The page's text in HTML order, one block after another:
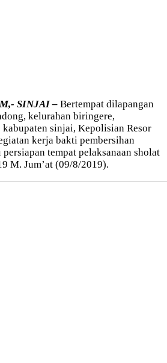
SINJAI – Bertempat dilapangan
kelurahan biringere,
sinjai, Kepolisian Resor
kerja bakti pembersihan
tempat pelaksanaan sholat
M. Jum’at (09/8/2019).